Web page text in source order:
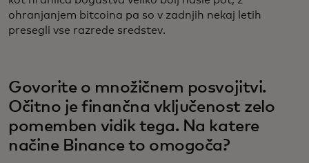
ohranjanjem bitcoina pa so v zadnjih nekaj letih
presegli vse razrede sredstev.
Govorite o množičnem posvojitvi.
Očitno je finančna vključenost zelo
pomemben vidik tega. Na katere
načine Binance to omogoča?